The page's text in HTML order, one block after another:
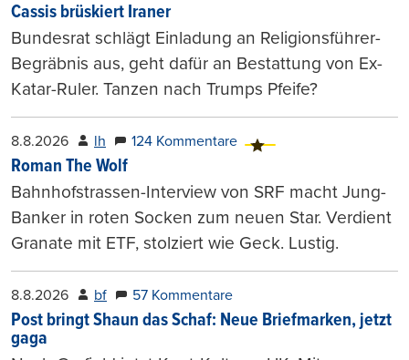
Cassis brüskiert Iraner
Bundesrat schlägt Einladung an Religionsführer-
Begräbnis aus, geht dafür an Bestattung von Ex-
Katar-Ruler. Tanzen nach Trumps Pfeife?
8.8.2026 lh 124 Kommentare
Roman The Wolf
Bahnhofstrassen-Interview von SRF macht Jung-
Banker in roten Socken zum neuen Star. Verdient
Granate mit ETF, stolziert wie Geck. Lustig.
8.8.2026 bf 57 Kommentare
Post bringt Shaun das Schaf: Neue Briefmarken, jetzt
gaga